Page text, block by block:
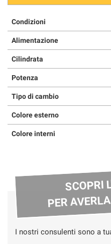
Condizioni
Alimentazione
Cilindrata
Potenza
Tipo di cambio
Colore esterno
Colore interni
SCOPRI
PER
I nostri consulenti sono a